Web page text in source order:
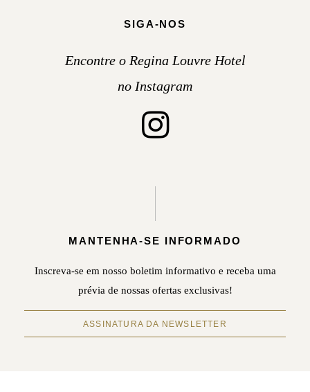
SIGA-NOS
Encontre o Regina Louvre Hotel
no Instagram
MANTENHA-SE INFORMADO
Inscreva-se em nosso boletim informativo e receba uma
prévia de nossas ofertas exclusivas!
ASSINATURA DA NEWSLETTER